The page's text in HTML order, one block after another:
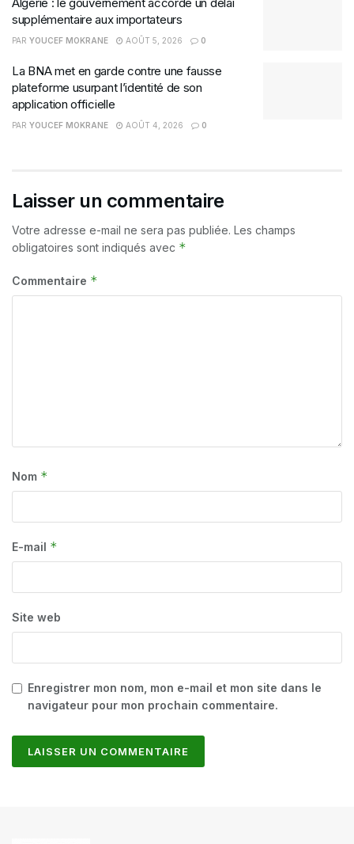
supplémentaire aux importateurs
PAR YOUCEF MOKRANE AOÛT 5, 2026 0
La BNA met en garde contre une fausse
plateforme usurpant l’identité de son
application officielle
PAR YOUCEF MOKRANE AOÛT 4, 2026 0
Laisser un commentaire
Votre adresse e-mail ne sera pas publiée. Les champs
obligatoires sont indiqués avec *
Commentaire *
Nom *
E-mail *
Site web
Enregistrer mon nom, mon e-mail et mon site dans le
navigateur pour mon prochain commentaire.